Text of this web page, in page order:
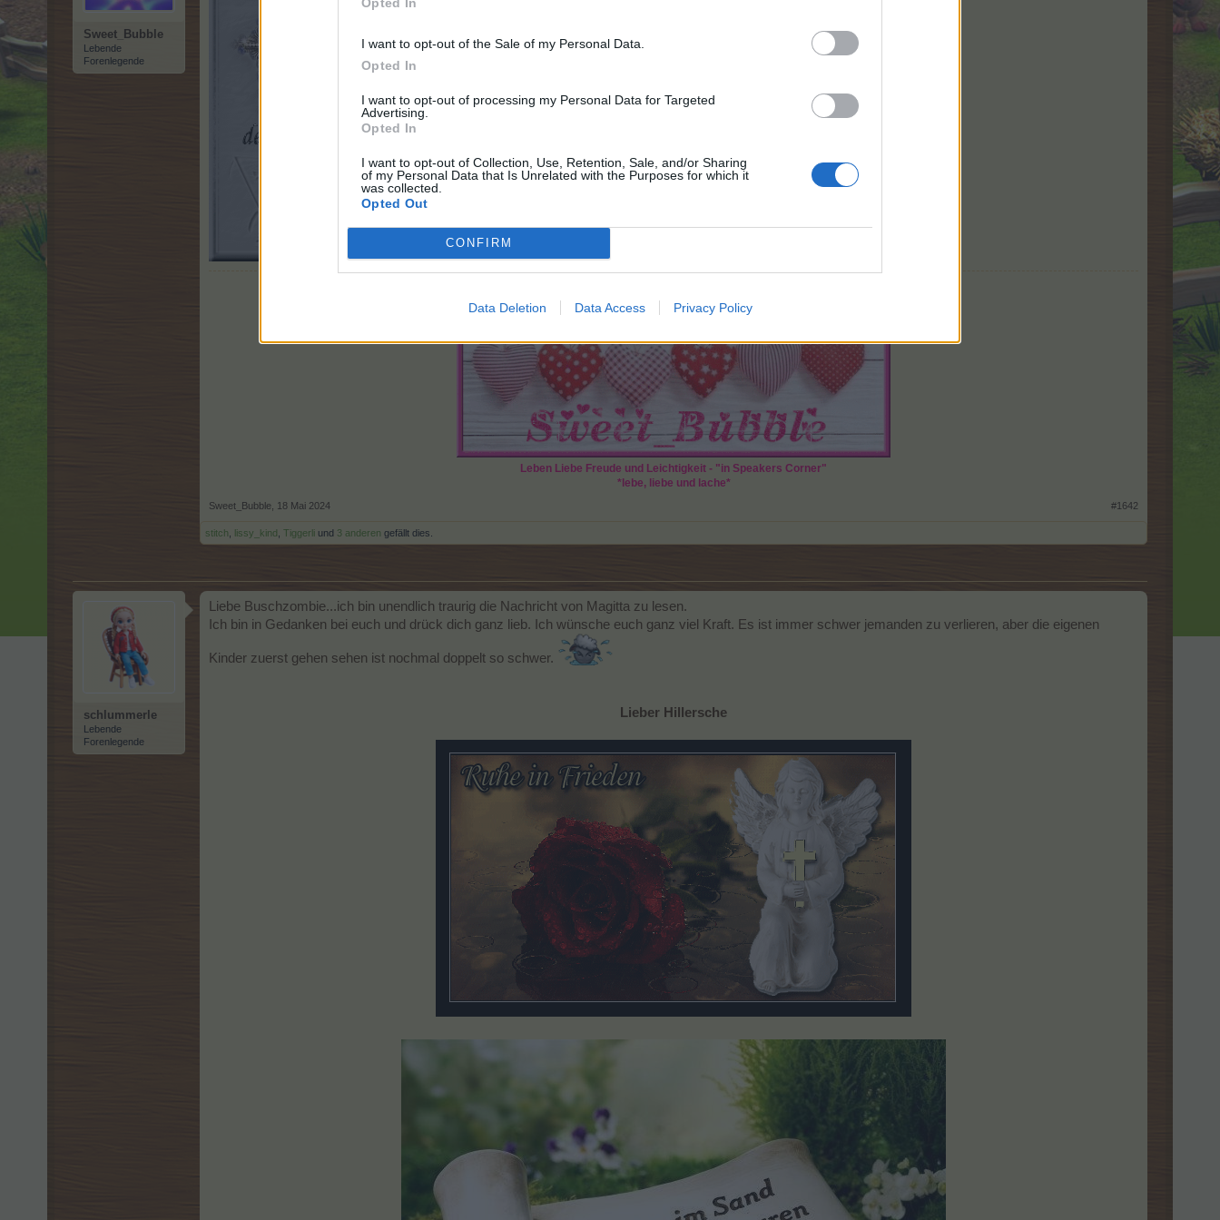
I want to opt-out of the Sale of my Personal Data.
Opted In
I want to opt-out of processing my Personal Data for Targeted
Advertising.
Opted In
I want to opt-out of Collection, Use, Retention, Sale, and/or Sharing
of my Personal Data that Is Unrelated with the Purposes for which it
was collected.
Opted Out
CONFIRM
Data Deletion Data Access Privacy Policy
Sweet_Bubble
Lebende
Forenlegende
Leben Liebe Freude und Leichtigkeit - "in Speakers Corner"
*lebe, liebe und lache*
Sweet_Bubble 18 Mai 2024 #1642
stitch lissy_kind Tiggerli und 3 anderen gefällt dies.
schlummerle
Lebende
Forenlegende
Liebe Buschzombie...ich bin unendlich traurig die Nachricht von Magitta zu lesen.
Ich bin in Gedanken bei euch und drück dich ganz lieb. Ich wünsche euch ganz viel Kraft. Es ist immer schwer jemanden zu verlieren, aber die eigenen
Kinder zuerst gehen sehen ist nochmal doppelt so schwer.
Lieber Hillersche